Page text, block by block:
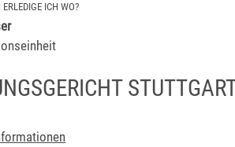
ERLEDIGE ICH WO?